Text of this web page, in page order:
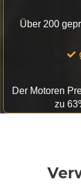
Über 200
Der Motoren
zu